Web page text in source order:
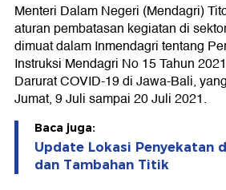
Menteri Dalam Negeri (Mendagri)
aturan pembatasan kegiatan di
dimuat dalam Inmendagri tentang
Instruksi Mendagri No 15 Tahun
Darurat COVID-19 di Jawa-Bali,
Jumat, 9 Juli sampai 20 Juli 2021.
Baca juga:
Update Lokasi Penyekatan
dan Tambahan Titik